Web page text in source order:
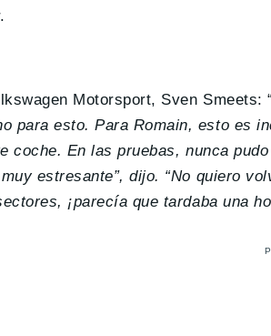
Motorsport, Sven Smeets: “
para esto. Para Romain, esto es
coche. En las pruebas, nunca
estresante”, dijo. “No quiero
¡parecía que tardaba una